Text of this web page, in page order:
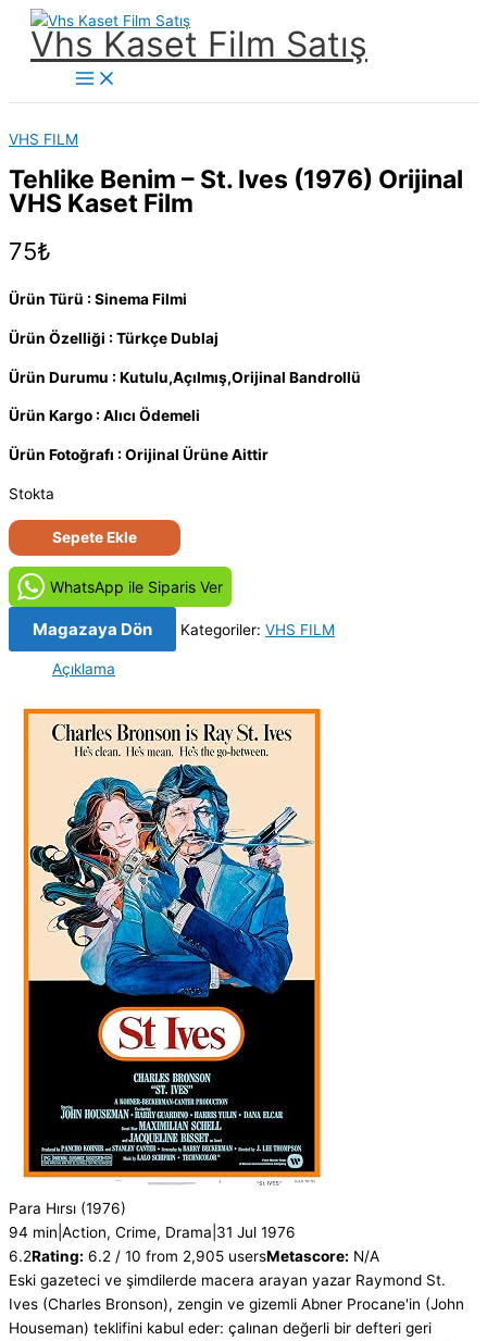
İçeriğe
Vhs Kaset Film Satış
Main
Menu
VHS FILM
Tehlike Benim – St. Ives (1976) Orijinal
VHS Kaset Film
75₺
Ürün Türü : Sinema Filmi
Ürün Özelliği : Türkçe Dublaj
Ürün Durumu : Kutulu,Açılmış,Orijinal Bandrollü
Ürün Kargo : Alıcı Ödemeli
Ürün Fotoğrafı : Orijinal Ürüne Aittir
Stokta
Tehlike
Benim
St.
Ives
(1976)
Orijinal
Sepete Ekle
WhatsApp ile Siparis Ver
Magazaya Dön Kategoriler: VHS FILM
Açıklama
Para Hırsı (1976)
94 min Action, Crime, Drama 31 Jul 1976
6.2Rating: 6.2 / 10 from 2,905 usersMetascore: N/A
Eski gazeteci ve şimdilerde macera arayan yazar Raymond St.
Ives (Charles Bronson), zengin ve gizemli Abner Procane'in (John
Houseman) teklifini kabul eder: çalınan değerli bir defteri geri